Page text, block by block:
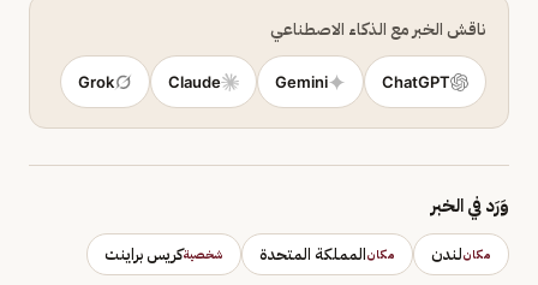
ناقش الخبر مع الذكاء الاصطناعي
ChatGPT
Gemini
Claude
Grok
وَرَد في الخبر
مكانلندن مكانالمملكة المتحدة شخصيةكريس براينت